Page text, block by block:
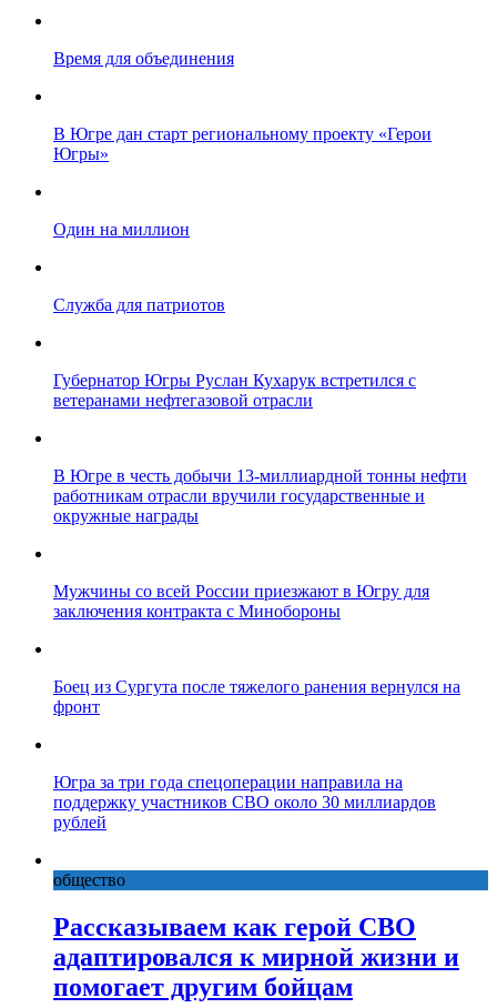
Время для объединения
В Югре дан старт региональному проекту «Герои
Югры»
Один на миллион
Служба для патриотов
Губернатор Югры Руслан Кухарук встретился с
ветеранами нефтегазовой отрасли
В Югре в честь добычи 13-миллиардной тонны нефти
работникам отрасли вручили государственные и
окружные награды
Мужчины со всей России приезжают в Югру для
заключения контракта с Минобороны
Боец из Сургута после тяжелого ранения вернулся на
фронт
Югра за три года спецоперации направила на
поддержку участников СВО около 30 миллиардов
рублей
общество
Рассказываем как герой СВО
адаптировался к мирной жизни и
помогает другим бойцам